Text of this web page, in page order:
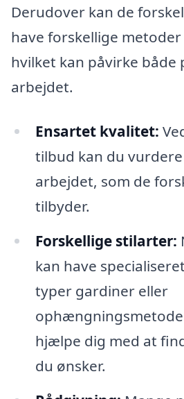
Derudover kan de
have forskellige
hvilket kan påvirke både
arbejdet.
Ensartet kvalitet:
tilbud kan du
arbejdet, som de
tilbyder.
Forskellige stilarter:
kan have
typer gardiner eller
hjælpe dig med at
du ønsker.